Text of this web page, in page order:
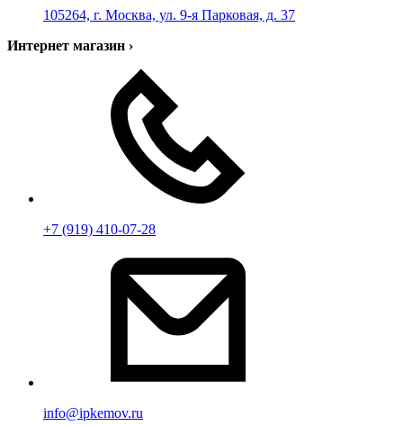
105264, г. Москва, ул. 9-я Парковая, д. 37
Интернет магазин ›
+7 (919) 410-07-28
info@ipkemov.ru